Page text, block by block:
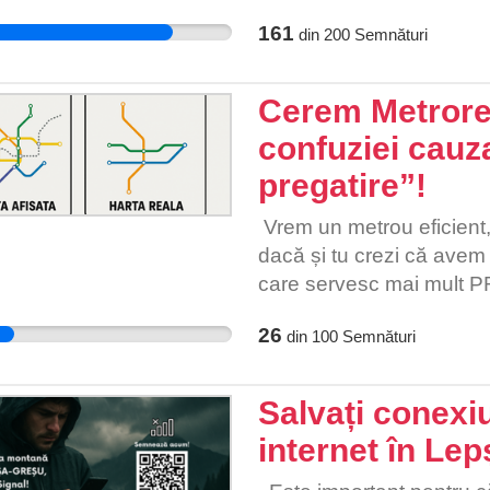
nevoie de acest card
mai fie și îmbulzeală la
și de turiști și de
nu doar de noi.
161 din 200Semnături
Cerem
confuziei
pregatire”!
Vrem un metrou
dacă și tu crezi că avem
care servesc mai mult
26 din 100Semnături
Salvați
internet în